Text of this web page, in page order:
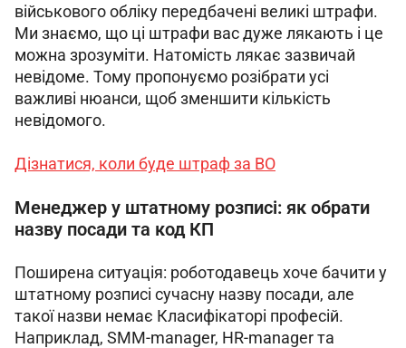
військового обліку передбачені великі штрафи.
Ми знаємо, що ці штрафи вас дуже лякають і це
можна зрозуміти. Натомість лякає зазвичай
невідоме. Тому пропонуємо розібрати усі
важливі нюанси, щоб зменшити кількість
невідомого.
Дізнатися, коли буде штраф за ВО
Менеджер у штатному розписі: як обрати
назву посади та код КП
Поширена ситуація: роботодавець хоче бачити у
штатному розписі сучасну назву посади, але
такої назви немає Класифікаторі професій.
Наприклад, SMM-manager, HR-manager та